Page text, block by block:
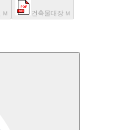
M 건축물대장 M